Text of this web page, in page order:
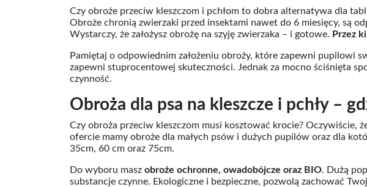
Czy obroże przeciw kleszczom i pchłom to dobra alternatywa dla
Obroże chronią zwierzaki przed insektami nawet do 6 miesięcy, są
Wystarczy, że założysz obrożę na szyję zwierzaka – i gotowe. Przez
Pamiętaj o odpowiednim założeniu obroży, które zapewni pupilowi
zapewni stuprocentowej skuteczności. Jednak za mocno ściśnięta
czynność.
Obroża dla psa na kleszcze i pchły –
Czy obroża przeciw kleszczom musi kosztować krocie? Oczywiście,
ofercie mamy obroże dla małych psów i dużych pupilów oraz dla
35cm, 60 cm oraz 75cm.
Do wyboru masz obroże ochronne, owadobójcze oraz BIO. Dużą
substancje czynne. Ekologiczne i bezpieczne, pozwolą zachować